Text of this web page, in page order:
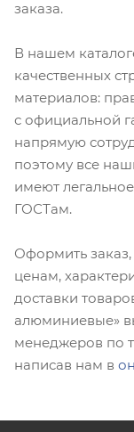
заказа.
В нашем
качественных
материалов:
с официальной
напрямую
поэтому все
имеют
ГОСТам.
Оформить
ценам,
доставки
алюминиевые»
менеджеров по
написав нам в